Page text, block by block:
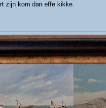
zijn kom dan effe kikke.